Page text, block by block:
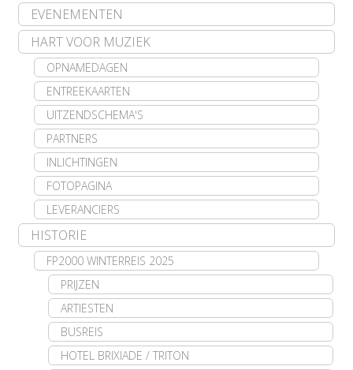
EVENEMENTEN
HART VOOR MUZIEK
OPNAMEDAGEN
ENTREEKAARTEN
UITZENDSCHEMA'S
PARTNERS
INLICHTINGEN
FOTOPAGINA
LEVERANCIERS
HISTORIE
FP2000 WINTERREIS 2025
PRIJZEN
ARTIESTEN
BUSREIS
HOTEL BRIXIADE / TRITON